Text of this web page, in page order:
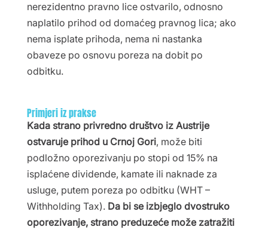
nerezidentno pravno lice ostvarilo, odnosno
naplatilo prihod od domaćeg pravnog lica; ako
nema isplate prihoda, nema ni nastanka
obaveze po osnovu poreza na dobit po
odbitku.
Primjeri iz prakse
Kada strano privredno društvo iz Austrije
ostvaruje prihod u Crnoj Gori, može biti
podložno oporezivanju po stopi od 15% na
isplaćene dividende, kamate ili naknade za
usluge, putem poreza po odbitku (WHT –
Withholding Tax).Da bi se izbjeglo dvostruko
oporezivanje, strano preduzeće može zatražiti